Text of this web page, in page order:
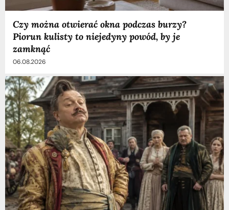
Czy można otwierać okna podczas burzy?
Piorun kulisty to niejedyny powód, by je
zamknąć
06.08.2026